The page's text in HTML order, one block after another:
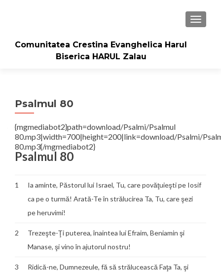
Comunitatea Crestina Evanghelica Harul
Biserica HARUL Zalau
Psalmul 80
{mgmediabot2}path=download/Psalmi/Psalmul
80.mp3|width=700|height=200|link=download/Psalmi/
80.mp3{/mgmediabot2}
Psalmul 80
1
Ia aminte, Păstorul lui Israel, Tu, care povăţuieşti pe Iosif
ca pe o turmă! Arată-Te în strălucirea Ta, Tu, care şezi
pe heruvimi!
2
Trezeşte-Ţi puterea, înaintea lui Efraim, Beniamin şi
Manase, şi vino în ajutorul nostru!
3
Ridică-ne, Dumnezeule, fă să strălucească Faţa Ta, şi